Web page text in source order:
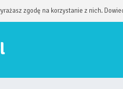
zgodę na korzystanie z nich.